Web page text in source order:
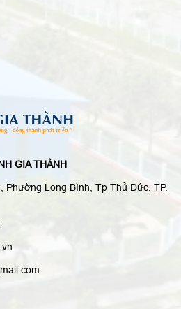
GIA THÀNH
Phường Long Bình, Tp Thủ Đức, TP.